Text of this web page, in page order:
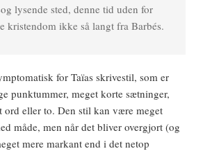
lysende sted, denne tid uden for
kristendom ikke så langt fra Barbés.
for Taïas skrivestil, som er
punktummer, meget korte sætninger,
ord eller to. Den stil kan være meget
måde, men når det bliver overgjort (og
mere markant end i det netop